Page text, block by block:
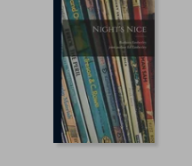
40%
dcto. $ 29.03